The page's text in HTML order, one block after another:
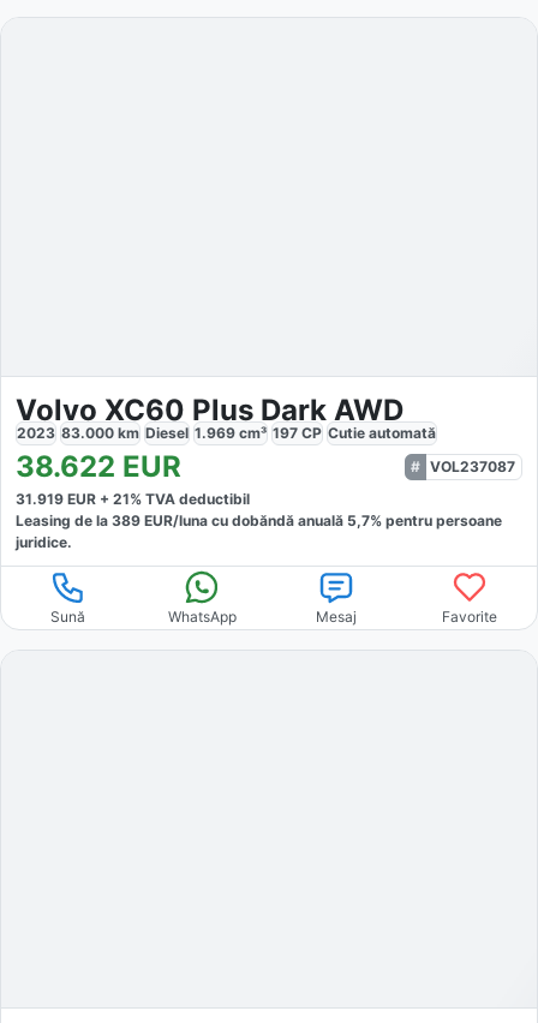
Volvo XC60 Plus Dark AWD
2023 83.000 km Diesel 1.969 cm³ 197 CP Cutie automată
38.622 EUR
VOL237087
31.919 EUR + 21% TVA deductibil
Leasing de la 389 EUR/luna cu dobăndă anuală 5,7% pentru persoane
juridice.
Sună WhatsApp Mesaj Favorite